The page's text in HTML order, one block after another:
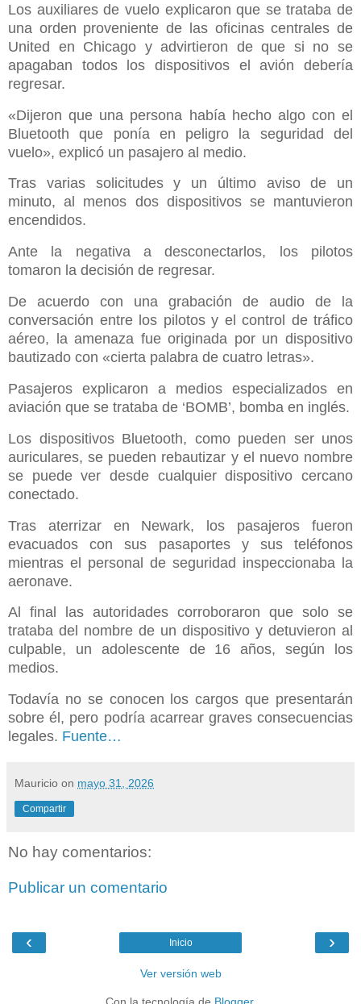
Los auxiliares de vuelo explicaron que se trataba de
una orden proveniente de las oficinas centrales de
United en Chicago y advirtieron de que si no se
apagaban todos los dispositivos el avión debería
regresar.
«Dijeron que una persona había hecho algo con el
Bluetooth que ponía en peligro la seguridad del
vuelo», explicó un pasajero al medio.
Tras varias solicitudes y un último aviso de un
minuto, al menos dos dispositivos se mantuvieron
encendidos.
Ante la negativa a desconectarlos, los pilotos
tomaron la decisión de regresar.
De acuerdo con una grabación de audio de la
conversación entre los pilotos y el control de tráfico
aéreo, la amenaza fue originada por un dispositivo
bautizado con «cierta palabra de cuatro letras».
Pasajeros explicaron a medios especializados en
aviación que se trataba de ‘BOMB’, bomba en inglés.
Los dispositivos Bluetooth, como pueden ser unos
auriculares, se pueden rebautizar y el nuevo nombre
se puede ver desde cualquier dispositivo cercano
conectado.
Tras aterrizar en Newark, los pasajeros fueron
evacuados con sus pasaportes y sus teléfonos
mientras el personal de seguridad inspeccionaba la
aeronave.
Al final las autoridades corroboraron que solo se
trataba del nombre de un dispositivo y detuvieron al
culpable, un adolescente de 16 años, según los
medios.
Todavía no se conocen los cargos que presentarán
sobre él, pero podría acarrear graves consecuencias
legales. Fuente…
Mauricio on mayo 31, 2026
Compartir
No hay comentarios:
Publicar un comentario
‹ ›
Inicio
Ver versión web